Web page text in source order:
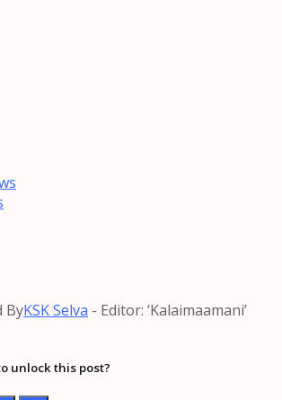
ByKSK Selva - Editor: ‘Kalaimaamani’
unlock this post?